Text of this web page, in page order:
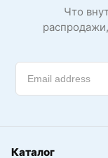
Что
Каталог